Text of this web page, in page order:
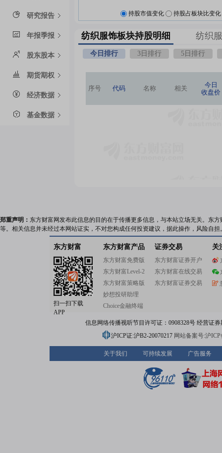
研究报告
年报季报
股东股本
期货期权
经济数据
基金数据
持股市值变化 持股占板块比变化
纺织服饰板块持股明细 纺织
今日排行 3日排行 5日排行
序号 代码 名称 相关
今日
收盘价
郑重声明： 东方财富网发布此信息的目的在于传播更多信息，与本站立场无关。东
等。相关信息并未经过本网站证实，不对您构成任何投资建议，据此操作，风险自担
东方财富
扫一扫下载
APP
东方财富产品
东方财富免费版
东方财富Level-2
东方财富策略版
妙想投研助理
Choice金融终端
证券交易
东方财富证券开户
东方财富在线交易
东方财富证券交易
关
信息网络传播视听节目许可证：0908328号 经营证
沪ICP证:沪B2-20070217 网站备案号:沪
关于我们 可持续发展 广告服务